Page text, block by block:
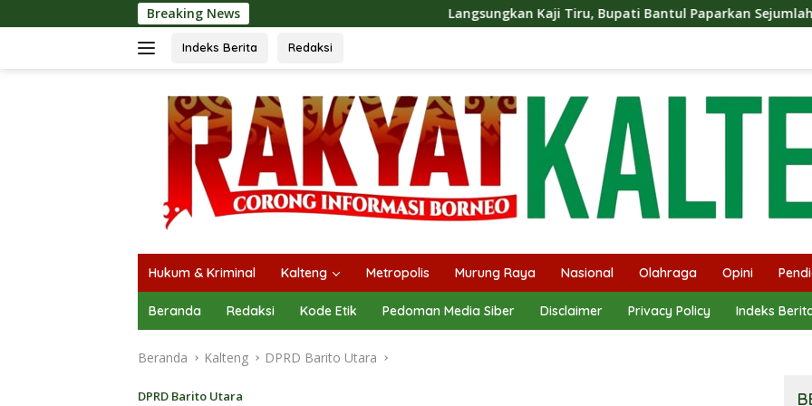
ke
Breaking News Langsungkan Kaji Tiru, Bupati Bantul Paparkan Sejumlah Program Unggulan
Indeks Berita Redaksi
Hukum & Kriminal Kalteng Metropolis Murung Raya Nasional Olahraga Opini
Beranda Redaksi Kode Etik Pedoman Media Siber Disclaimer Privacy Policy Indeks
Beranda Kalteng DPRD Barito Utara
DPRD Barito Utara